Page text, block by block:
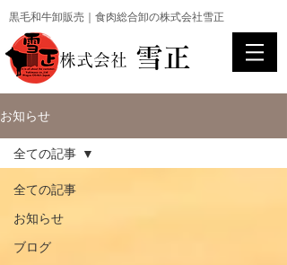
黒毛和牛卸販売｜食肉総合卸の株式会社雪正
​株式会社 雪正
お知らせ
全ての記事
お知らせ
ブログ
全ての記事